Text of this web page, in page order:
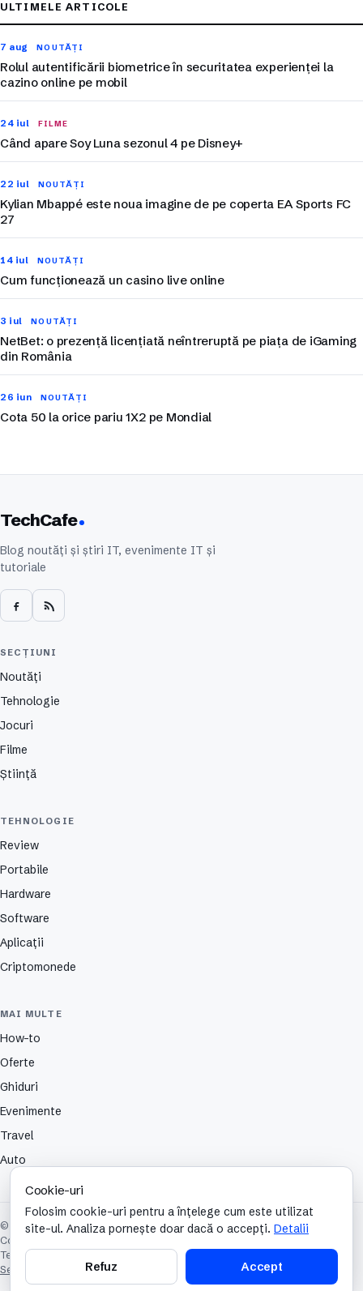
ULTIMELE ARTICOLE
7 aug NOUTĂȚI
Rolul autentificării biometrice în securitatea experienței la
cazino online pe mobil
24 iul FILME
Când apare Soy Luna sezonul 4 pe Disney+
22 iul NOUTĂȚI
Kylian Mbappé este noua imagine de pe coperta EA Sports FC
27
14 iul NOUTĂȚI
Cum funcționează un casino live online
3 iul NOUTĂȚI
NetBet: o prezență licențiată neîntreruptă pe piața de iGaming
din România
26 iun NOUTĂȚI
Cota 50 la orice pariu 1X2 pe Mondial
TechCafe
Blog noutăți și știri IT, evenimente IT și
tutoriale
SECȚIUNI
Noutăți
Tehnologie
Jocuri
Filme
Știință
TEHNOLOGIE
Review
Portabile
Hardware
Software
Aplicații
Criptomonede
MAI MULTE
How-to
Oferte
Ghiduri
Evenimente
Travel
Auto
© 2026 TechCafe. Toate drepturile rezervate.
Contact
Termeni și condiții
Setări cookie-uri
Cookie-uri
Folosim cookie-uri pentru a înțelege cum este utilizat
site-ul. Analiza pornește doar dacă o accepți. Detalii
Refuz Accept